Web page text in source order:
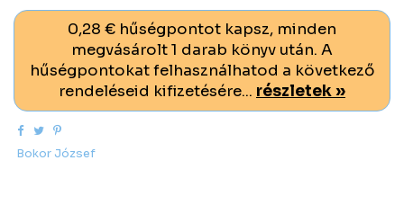
0,28 € hűségpontot kapsz, minden
megvásárolt 1 darab könyv után. A
hűségpontokat felhasználhatod a következő
rendeléseid kifizetésére... részletek »
Bokor József